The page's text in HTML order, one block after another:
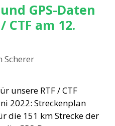
GPS-Daten
CTF am 12.
Scherer
unsere RTF / CTF
2022: Streckenplan
die 151 km Strecke der